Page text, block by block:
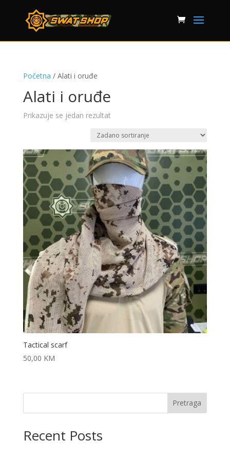
Početna / Alati i oruđe
Alati i oruđe
Prikazuje se jedan rezultat
Tactical scarf
50,00 KM
Pretraga
Recent Posts